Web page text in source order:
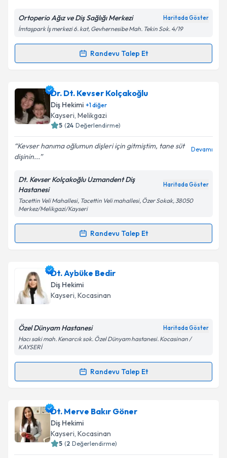
Kişisel verilerimin işlenmesine ilişkinAydınlatma
Metni'ni okudum ve kişisel verilerimin belirtilen
kapsamda işlenmesini kabul ediyorum.
Ortoperio Ağız ve Diş Sağlığı Merkezi Haritada Göster
İmtaşpark İş merkezi 6. kat, Gevhernesibe Mah. Tekin Sok. 4/19
Randevu Talep Et
Randevu Takvimi Talebi
Dr. Dt. Esen Oktayiçin randevu takvimi talebi
oluşturun. Size bu uzmandan randevu almanız için bir
takvim hazırlandığında e-posta ile bilgilendireceğiz.
Kişisel verilerimin işlenmesine ilişkin
Aydınlatma
Metni
kapsamda işlenmesini kabul ediyorum.
Takvim Talebini Gönder
Dr. Dt. Kevser Kolçakoğlu
Diş Hekimi +1diğer
Kayseri, Melikgazi
5 (24 Değerlendirme)
Kevser hanıma oğlumun dişleri için gitmiştim, tane süt
dişinin...
Devamı
Dt. Kevser Kolçakoğlu Uzmandent Diş
Hastanesi
Haritada Göster
Tacettin Veli Mahallesi, Tacettin Veli mahallesi, Özer Sokak, 38050
Merkez/Melikgazi/Kayseri
Randevu Talep Et
Randevu Takvimi Talebi
Dr. Dt. Kevser Kolçakoğlu
oluşturun. Size bu uzmandan randevu almanız için bir
takvim hazırlandığında e-posta ile bilgilendireceğiz.
Kişisel verilerimin işlenmesine ilişkinAydınlatma
'ni okudum ve kişisel verilerimin belirtilen
kapsamda işlenmesini kabul ediyorum.
Takvim Talebini Gönder
Dt. Aybüke Bedir
Diş Hekimi
Kayseri, Kocasinan
Özel Dünyam Hastanesi Haritada Göster
Hacı saki mah. Kenarcık sok. Özel Dünyam hastanesi. Kocasinan /
KAYSERİ
Randevu Talep Et
Randevu Takvimi Talebi
Dt. Aybüke Bediriçin randevu takvimi talebi
oluşturun. Size bu uzmandan randevu almanız için bir
takvim hazırlandığında e-posta ile bilgilendireceğiz.
Dt. Merve Bakır Göner
Diş Hekimi
Kayseri, Kocasinan
5 (2 Değerlendirme)